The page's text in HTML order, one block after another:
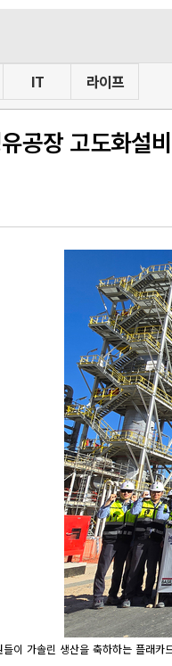
IT 라이프
공장 고도화설
이 가솔린 생산을 축하하는 플래